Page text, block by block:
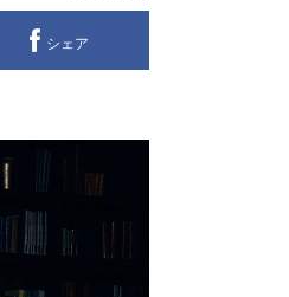
シェア